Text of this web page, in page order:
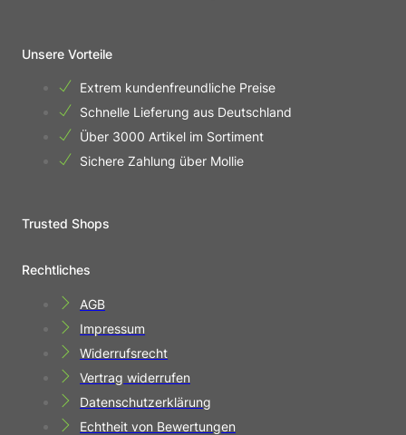
Unsere Vorteile
Extrem kundenfreundliche Preise
Schnelle Lieferung aus Deutschland
Über 3000 Artikel im Sortiment
Sichere Zahlung über Mollie
Trusted Shops
Rechtliches
AGB
Impressum
Widerrufsrecht
Vertrag widerrufen
Datenschutzerklärung
Echtheit von Bewertungen